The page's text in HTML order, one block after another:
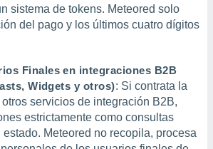
sistema de tokens. Meteored solo
del pago y los últimos cuatro dígitos
Finales en integraciones B2B
Widgets y otros): Si contrata la
servicios de integración B2B,
estrictamente como consultas
Meteored no recopila, procesa